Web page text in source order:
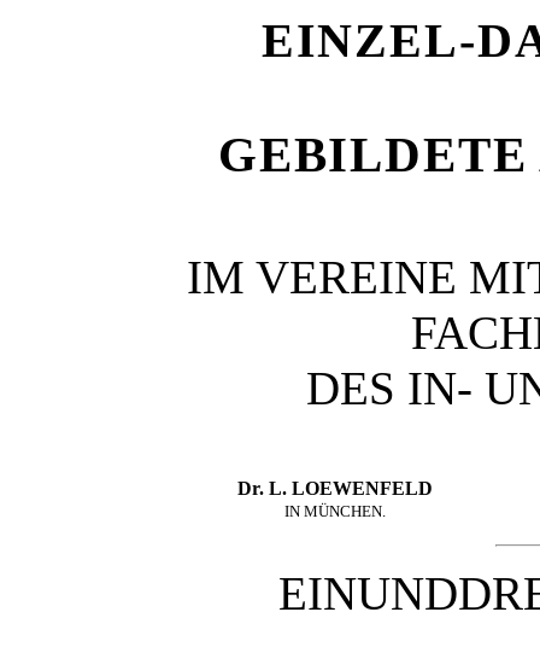
EINZEL-
IM VEREINE
DES IN-
Dr. L. LOEWENFELD
IN MÜNCHEN.